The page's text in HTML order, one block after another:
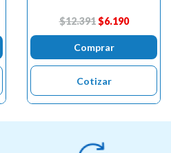
$12.391 $6.190
Comprar
Cotizar